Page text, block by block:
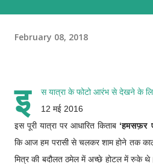
February 08, 2018
इ स यात्रा के फोटो आरंभ से देखने के
12 मई 2016
इस पूरी यात्रा पर आधारित किताब ‘हमसफ़र
कि आज हम परासी से चलकर शाम होने तक
मित्र की बदौलत ठमेल में अच्छे होटल में रुके थे।